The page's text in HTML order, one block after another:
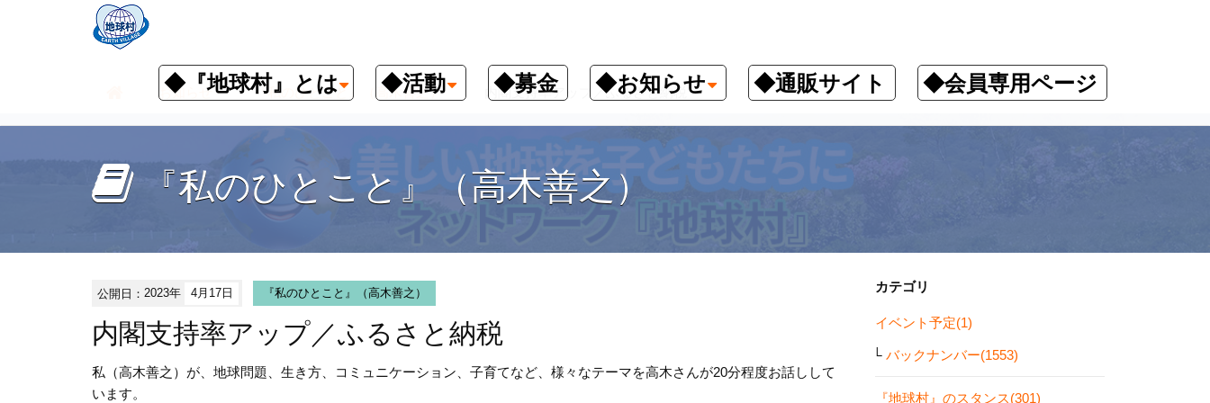
◆『地球村』とは ◆活動 ◆募金 ◆お知らせ ◆通販サイト ◆会員専用ページ
お知らせ 『私のひとこと』（高木善之） 内閣支持率アップ／ふるさと納税
『私のひとこと』（高木善之）
公開日：2023年 4月17日 『私のひとこと』（高木善之）
内閣支持率アップ／ふるさと納税
私（高木善之）が、地球問題、生き方、コミュニケーション、子育てなど、様々なテーマを高木さんが20分程度お話しして
います。
カテゴリ
イベント予定(1)
バックナンバー(1553)
『地球村』のスタンス(301)